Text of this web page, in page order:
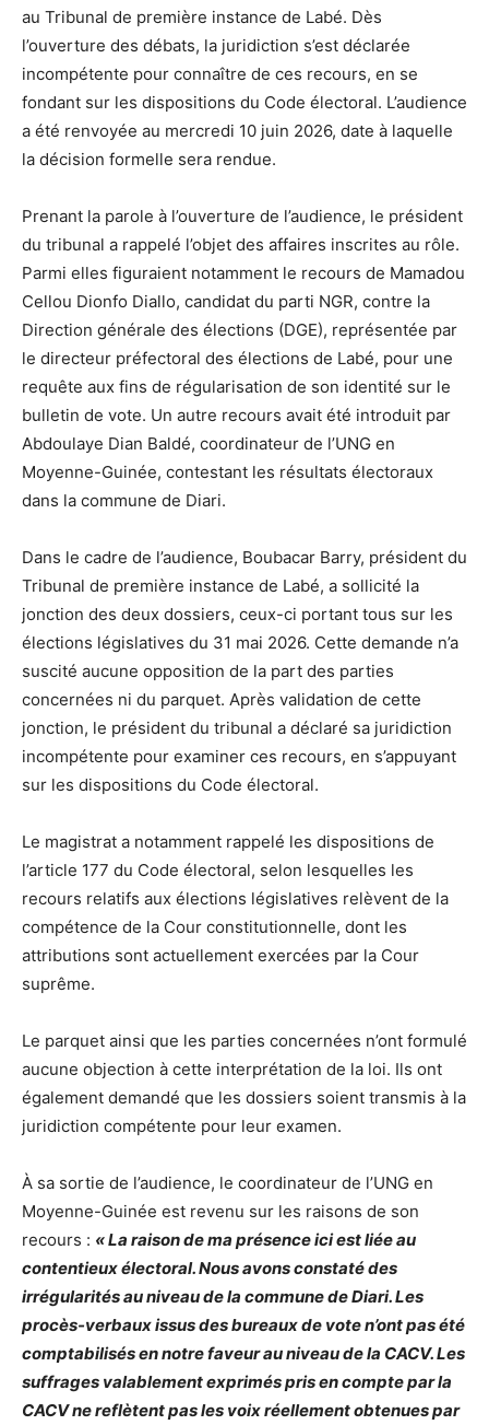
au Tribunal de première instance de Labé. Dès
l’ouverture des débats, la juridiction s’est déclarée
incompétente pour connaître de ces recours, en se
fondant sur les dispositions du Code électoral. L’audience
a été renvoyée au mercredi 10 juin 2026, date à laquelle
la décision formelle sera rendue.
Prenant la parole à l’ouverture de l’audience, le président
du tribunal a rappelé l’objet des affaires inscrites au rôle.
Parmi elles figuraient notamment le recours de Mamadou
Cellou Dionfo Diallo, candidat du parti NGR, contre la
Direction générale des élections (DGE), représentée par
le directeur préfectoral des élections de Labé, pour une
requête aux fins de régularisation de son identité sur le
bulletin de vote. Un autre recours avait été introduit par
Abdoulaye Dian Baldé, coordinateur de l’UNG en
Moyenne-Guinée, contestant les résultats électoraux
dans la commune de Diari.
Dans le cadre de l’audience, Boubacar Barry, président du
Tribunal de première instance de Labé, a sollicité la
jonction des deux dossiers, ceux-ci portant tous sur les
élections législatives du 31 mai 2026. Cette demande n’a
suscité aucune opposition de la part des parties
concernées ni du parquet. Après validation de cette
jonction, le président du tribunal a déclaré sa juridiction
incompétente pour examiner ces recours, en s’appuyant
sur les dispositions du Code électoral.
Le magistrat a notamment rappelé les dispositions de
l’article 177 du Code électoral, selon lesquelles les
recours relatifs aux élections législatives relèvent de la
compétence de la Cour constitutionnelle, dont les
attributions sont actuellement exercées par la Cour
suprême.
Le parquet ainsi que les parties concernées n’ont formulé
aucune objection à cette interprétation de la loi. Ils ont
également demandé que les dossiers soient transmis à la
juridiction compétente pour leur examen.
À sa sortie de l’audience, le coordinateur de l’UNG en
Moyenne-Guinée est revenu sur les raisons de son
recours : « La raison de ma présence ici est liée au
contentieux électoral. Nous avons constaté des
irrégularités au niveau de la commune de Diari. Les
procès-verbaux issus des bureaux de vote n’ont pas été
comptabilisés en notre faveur au niveau de la CACV. Les
suffrages valablement exprimés pris en compte par la
CACV ne reflètent pas les voix réellement obtenues par